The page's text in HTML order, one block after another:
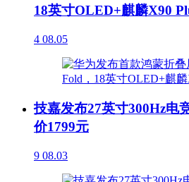
18英寸OLED+麒麟X90
4 08.05
技嘉发布27英寸300Hz电
价1799元
9 08.03